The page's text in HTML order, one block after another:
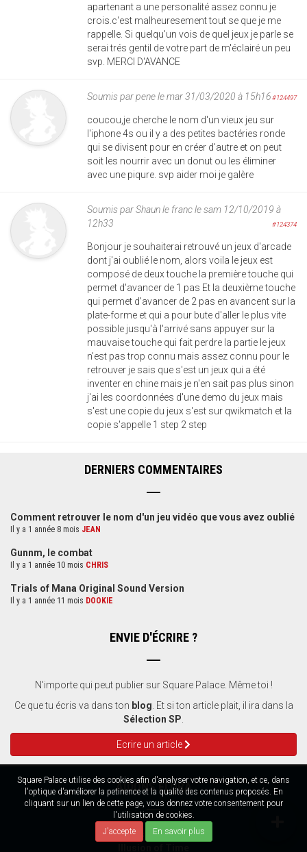
Square Palace utilise des cookies afin d'analyser votre navigation, et ce, dans
l'optique d'améliorer la petinence et la qualité des contenus proposés. En
cliquant sur un lien de cette page, vous donnez votre consentement pour
l'utilisation de cookies.
J'accepte
En savoir plus
apartenant a une personalité assez connu je
crois.c'est malheuresement tout se que je me
rappelle. Si quelqu'un vois de quel jeux je parle se
serai trés gentil de votre part de m'éclairé un peu
svp. MERCI D'AVANCE
Soumis parpenele mar 31/03/2020 à 15h16#124497
coucou,je cherche le nom d'un vieux jeu sur
l'iphone 4s ou il y a des petites bactéries ronde
qui se divisent pour en créer d'autre et on peut
soit les nourrir avec un donut ou les éliminer
avec une piqure. svp aider moi je galère
Soumis parShaun le francle sam 12/10/2019 à
12h33
#124374
Bonjour je souhaiterai retrouvé un jeux d'arcade
dont j'ai oublié le nom, alors voila le jeux est
composé de deux touche la première touche qui
permet d'avancer de 1 pas Et la deuxième touche
qui permet d'avancer de 2 pas en avancent sur la
plate-forme et qui a pour bute d'aller le plus vite
possible jusqu'à l'arrivé sans appuyer sur la
mauvaise touche qui fait perdre la partie le jeux
n'est pas trop connu mais assez connu pour le
retrouver je sais que s'est un jeux qui a été
inventer en chine mais je n'en sait pas plus sinon
j'ai les coordonnées d'une demo du jeux mais
s'est une copie du jeux s'est sur qwikmatch et la
copie s'appelle 1 step 2 step
DERNIERS COMMENTAIRES
Comment retrouver le nom d'un jeu vidéo que vous avez oublié
Il y a 1 année 8 mois JEAN
Gunnm, le combat
Il y a 1 année 10 mois CHRIS
Trials of Mana Original Sound Version
Il y a 1 année 11 mois DOOKIE
ENVIE D'ÉCRIRE ?
N'importe qui peut publier sur Square Palace. Même toi !
Ce que tu écris va dans ton blog . Et si ton article plait, il ira dans la
Sélection SP
Ecrire un article
AIDONS FLORA
La soluce de